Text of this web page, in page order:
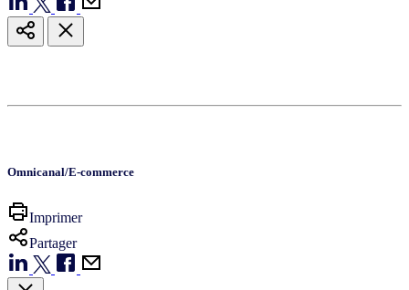
Omnicanal/E-commerce
Imprimer
Partager